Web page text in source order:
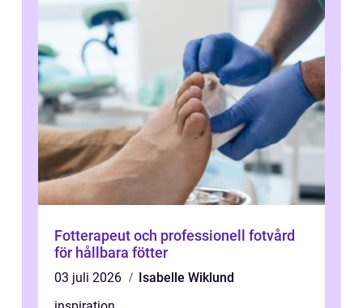
Fotterapeut och professionell fotvård
för hållbara fötter
03 juli 2026
Isabelle Wiklund